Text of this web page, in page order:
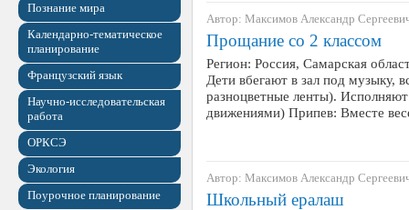
Познание мира
Календарно-тематическое
планирование
Французский язык
Научно-исследовательская
работа
ОРКСЭ
Экология
Поурочное планирование
Автор: Максимов Александр
Прощание со 2 классом
Регион: Россия, Самарская
Дети вбегают в зал под музыку,
разноцветные ленты).
движениями) Припев: Вместе
Автор: Максимов Александр
Школьный ералаш